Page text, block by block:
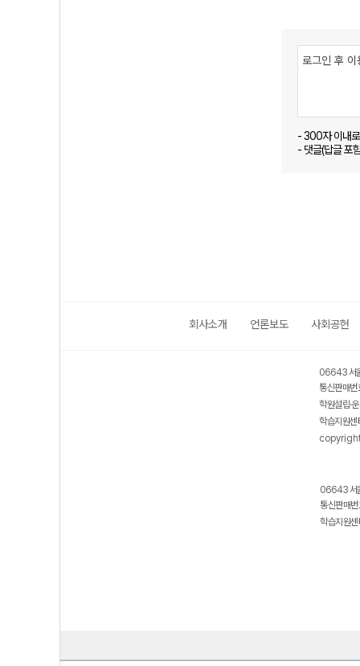
- 300자 이내
- 댓글(답글 포
회사소개 언론보도 사회공헌
06643 서
통신판매
학원설립·
학습지원
06643 서
통신판매
학습지원